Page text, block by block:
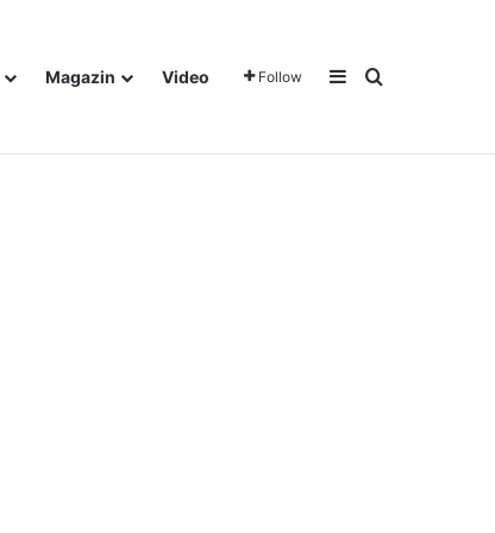
Magazin Video Follow Sidebar
Traži